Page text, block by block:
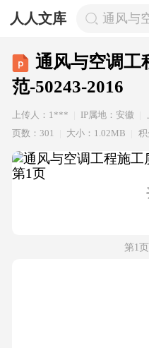
人人文库 通风与
通风与空调工
范-50243-2016
上传人：1*** IP属地：安徽
页数：301
大小：1.02MB 积
第1